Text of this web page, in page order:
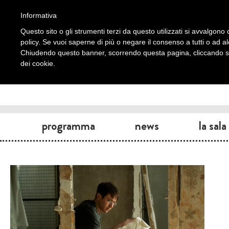
programma news la sala
Informativa
Questo sito o gli strumenti terzi da questo utilizzati si
policy. Se vuoi saperne di più o negare il consenso a tutti o ad
Chiudendo questo banner, scorrendo questa pagina, cliccando
dei cookie.